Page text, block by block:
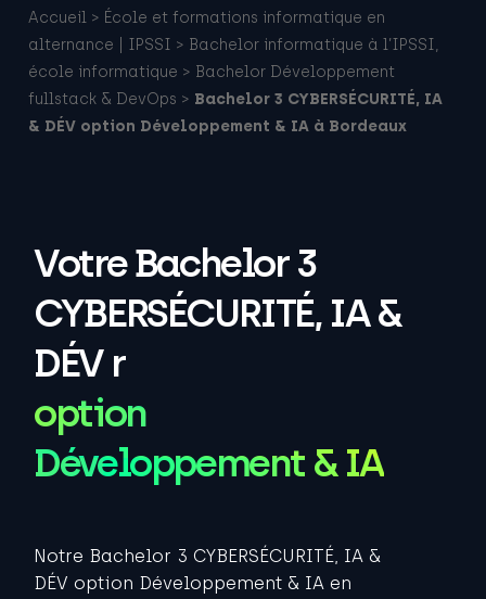
Accueil > École et formations informatique en
alternance | IPSSI > Bachelor informatique à l’IPSSI,
école informatique > Bachelor Développement
fullstack & DevOps > Bachelor 3 CYBERSÉCURITÉ, IA
& DÉV option Développement & IA à Bordeaux
Votre Bachelor 3
CYBERSÉCURITÉ, IA &
DÉV r
option
Développement & IA
Notre Bachelor 3 CYBERSÉCURITÉ, IA &
DÉV option Développement & IA en